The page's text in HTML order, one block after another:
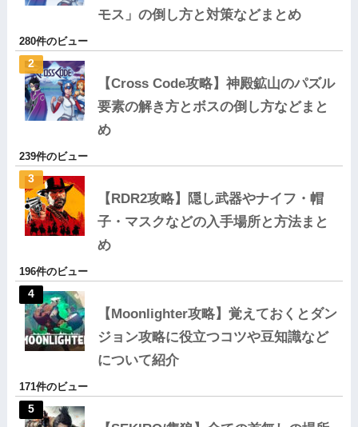
モス」の倒し方と対策などまとめ
280件のビュー
【Cross Code攻略】神殿鉱山のパズル
要素の解き方とボスの倒し方などまと
め
239件のビュー
【RDR2攻略】隠し武器やナイフ・帽
子・マスクなどの入手場所と方法まと
め
196件のビュー
【Moonlighter攻略】覚えておくとダン
ジョン攻略に役立つコツや豆知識など
について紹介
171件のビュー